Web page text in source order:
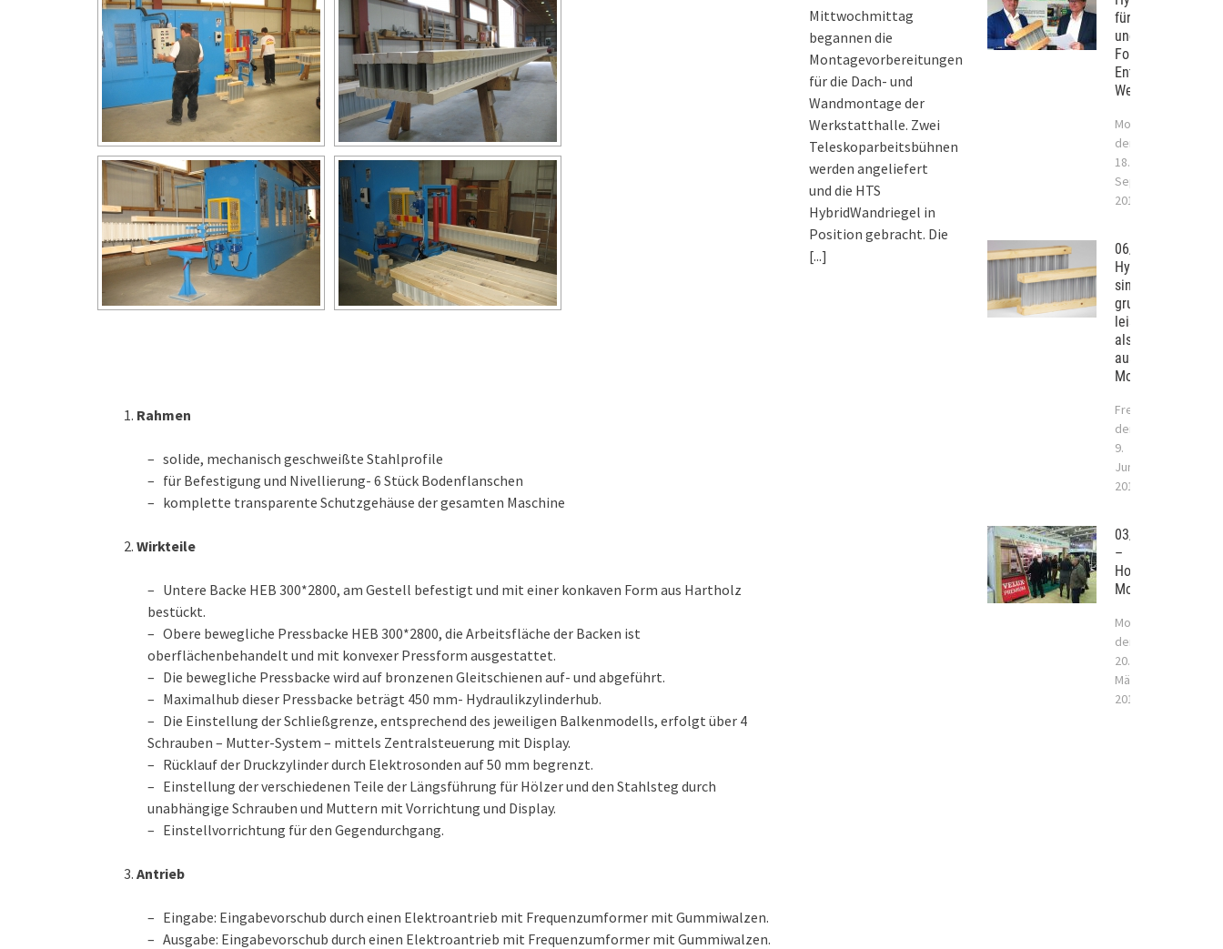
Rahmen
– solide, mechanisch geschweißte Stahlprofile
– für Befestigung und Nivellierung- 6 Stück Bodenflanschen
– komplette transparente Schutzgehäuse der gesamten Maschine
Wirkteile
– Untere Backe HEB 300*2800, am Gestell befestigt und mit einer konkaven Form aus Hartholz
bestückt.
– Obere bewegliche Pressbacke HEB 300*2800, die Arbeitsfläche der Backen ist
oberflächenbehandelt und mit konvexer Pressform ausgestattet.
– Die bewegliche Pressbacke wird auf bronzenen Gleitschienen auf- und abgeführt.
– Maximalhub dieser Pressbacke beträgt 450 mm- Hydraulikzylinderhub.
– Die Einstellung der Schließgrenze, entsprechend des jeweiligen Balkenmodells, erfolgt über 4
Schrauben – Mutter-System – mittels Zentralsteuerung mit Display.
– Rücklauf der Druckzylinder durch Elektrosonden auf 50 mm begrenzt.
– Einstellung der verschiedenen Teile der Längsführung für Hölzer und den Stahlsteg durch
unabhängige Schrauben und Muttern mit Vorrichtung und Display.
– Einstellvorrichtung für den Gegendurchgang.
Antrieb
– Eingabe: Eingabevorschub durch einen Elektroantrieb mit Frequenzumformer mit Gummiwalzen.
– Ausgabe: Eingabevorschub durch einen Elektroantrieb mit Frequenzumformer mit Gummiwalzen.
Mittwochmittag
begannen die
Montagevorbereitungen
für die Dach- und
Wandmontage der
Werkstatthalle. Zwei
Teleskoparbeitsbühnen
werden angeliefert
und die HTS
HybridWandriegel in
Position gebracht. Die
[...]
für die
und das
Forschung und
Entwicklung in St.
Wendel-Bliesen
Montag,
der
18.
September
2017
06/2017 –
Hybridträger
sind
grundsätzlich
leistungsstärker
als Tragwerke
aus
Monobaustoffen.
Freitag,
der
9.
Juni
2017
03/2017
–
Holzhaus
Moskau
Montag,
der
20.
März
2017